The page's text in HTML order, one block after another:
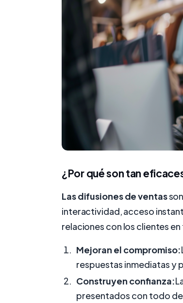
¿Por qué son tan
Las difusiones de ventas
interactividad, acceso
relaciones con los clientes
Mejoran el compromiso:
respuestas inmediatas y
Construyen confianza:
presentados con todo